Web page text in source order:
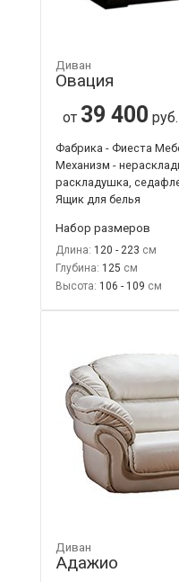
Диван
Овация
от 39 400 руб.
Фабрика - Фиеста
Механизм -
раскладушка,
Ящик для белья
Набор размеров
Длина: 120 - 223
Глубина: 125
Высота: 106 - 109
Диван
Адажио